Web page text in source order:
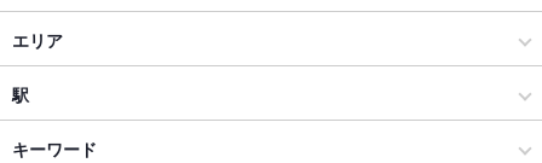
Wi-Fi 未確認
バリアフリ
ー
なし ：お手伝い必要な際はお気軽にご連絡ください。
焼肉・ホルモン
焼肉
本厚木･相模大野･海老名･伊勢原 × 焼肉・ホルモン
エリア
小田急相模原
小田急相模原 × 焼肉・ホルモン
駅
小田急相模原駅
キーワード